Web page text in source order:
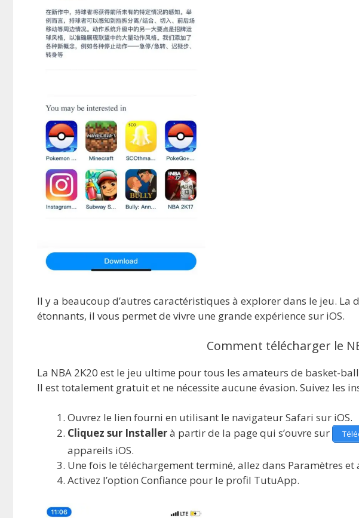
Il y a beaucoup d’autres caractéristiques à explorer dans le jeu.
étonnants, il vous permet de vivre une grande expérience sur iOS.
Comment télécharger le
La NBA 2K20 est le jeu ultime pour tous les amateurs de basket-
Il est totalement gratuit et ne nécessite aucune évasion. Suivez les
Ouvrez le lien fourni en utilisant le navigateur Safari sur iOS.
Cliquez sur Installerà partir de la page qui s’ouvre sur
appareils iOS.
Une fois le téléchargement terminé, allez dans Paramètres et
Activez l’option Confiance pour le profil TutuApp.